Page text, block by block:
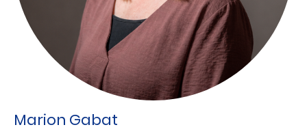
Marion Gabat